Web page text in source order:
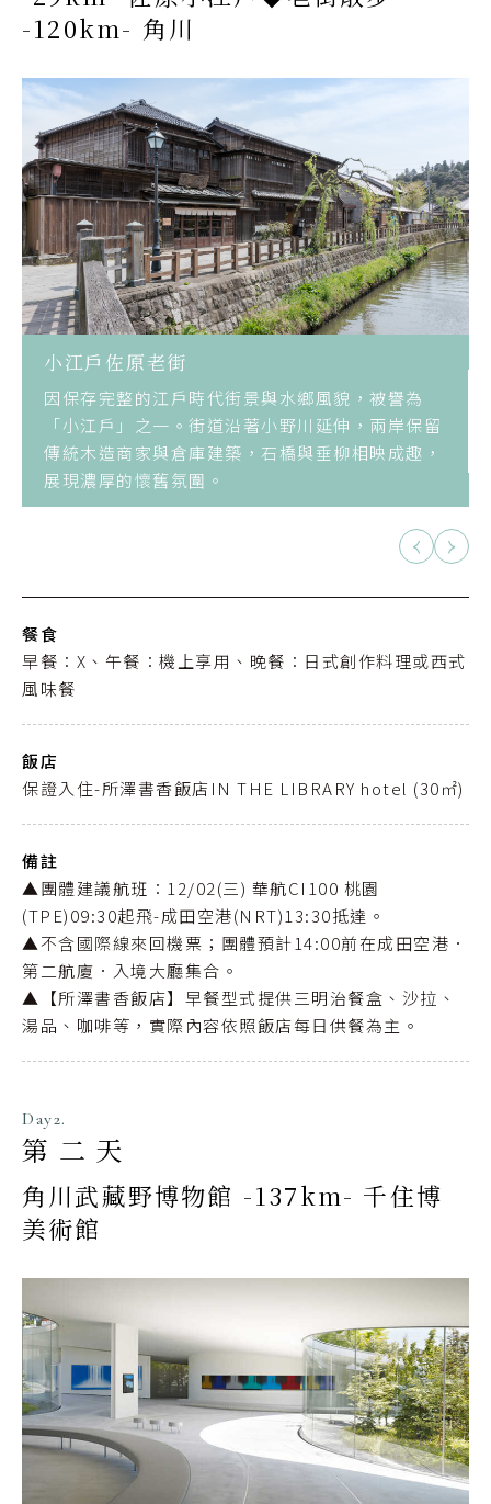
-120km- 角川
小江戶佐原老街
因保存完整的江戶時代街景與水鄉風貌，被譽為
「小江戶」之一。街道沿著小野川延伸，兩岸保留
傳統木造商家與倉庫建築，石橋與垂柳相映成趣，
展現濃厚的懷舊氛圍。
餐食
早餐：X、午餐：機上享用、晚餐：日式創作料理或西式
風味餐
飯店
保證入住-所澤書香飯店IN THE LIBRARY hotel (30㎡)
備註
▲團體建議航班：12/02(三) 華航CI100 桃園
(TPE)09:30起飛-成田空港(NRT)13:30抵達。
▲不含國際線來回機票；團體預計14:00前在成田空港．
第二航廈．入境大廳集合。
▲【所澤書香飯店】早餐型式提供三明治餐盒、沙拉、
湯品、咖啡等，實際內容依照飯店每日供餐為主。
Day2.
第二天
角川武藏野博物館 -137km- 千住博
美術館